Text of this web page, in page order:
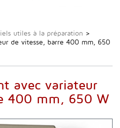
utiles à la préparation >
de vitesse, barre 400 mm, 650
avec variateur
400 mm, 650 W